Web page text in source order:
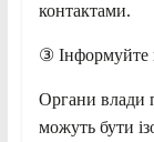
контактами.
③ Інформуйте
Органи влади
можуть бути